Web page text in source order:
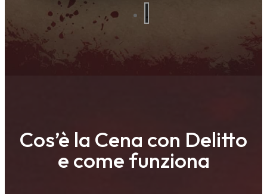
Cos’è la Cena con Delitto
e come funziona